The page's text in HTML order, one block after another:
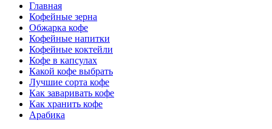
Главная
Кофейные зерна
Обжарка кофе
Кофейные напитки
Кофейные коктейли
Кофе в капсулах
Какой кофе выбрать
Лучшие сорта кофе
Как заваривать кофе
Как хранить кофе
Арабика